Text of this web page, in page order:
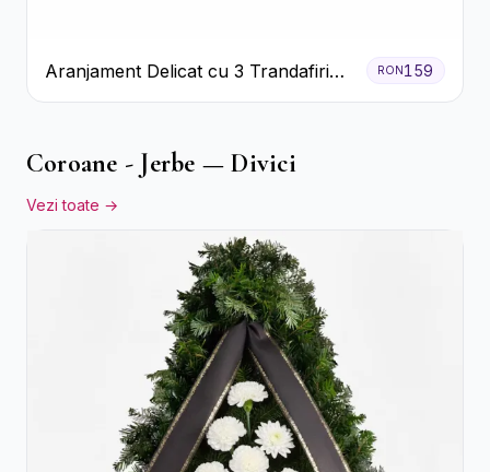
Aranjament Delicat cu 3 Trandafiri
Roz în Cutie Albă
RON159
Coroane - Jerbe — Divici
Vezi toate →